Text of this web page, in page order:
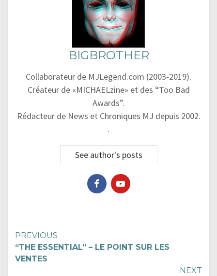
BIGBROTHER
Collaborateur de MJLegend.com (2003-2019).
Créateur de «MICHAELzine» et des “Too Bad
Awards”.
Rédacteur de News et Chroniques MJ depuis 2002.
.
See author's posts
Continue
Reading
PREVIOUS
“THE ESSENTIAL” – LE POINT SUR LES
VENTES
NEXT